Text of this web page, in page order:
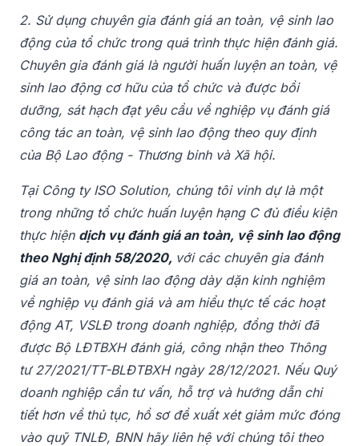
2. Sử dụng chuyên gia đánh giá an toàn, vệ sinh lao
động của tổ chức trong quá trình thực hiện đánh giá.
Chuyên gia đánh giá là người huấn luyện an toàn, vệ
sinh lao động cơ hữu của tổ chức và được bồi
dưỡng, sát hạch đạt yêu cầu về nghiệp vụ đánh giá
công tác an toàn, vệ sinh lao động theo quy định
của Bộ Lao động - Thương binh và Xã hội.
Tại Công ty ISO Solution, chúng tôi vinh dự là một
trong những tổ chức huấn luyện hạng C đủ điều kiện
thực hiện dịch vụ đánh giá an toàn, vệ sinh lao động
theo Nghị định 58/2020, với các chuyên gia đánh
giá an toàn, vệ sinh lao động dày dặn kinh nghiệm
về nghiệp vụ đánh giá và am hiểu thực tế các hoạt
động AT, VSLĐ trong doanh nghiệp, đồng thời đã
được Bộ LĐTBXH đánh giá, công nhận theo Thông
tư 27/2021/TT-BLĐTBXH ngày 28/12/2021. Nếu Quý
doanh nghiệp cần tư vấn, hỗ trợ và hướng dẫn chi
tiết hơn về thủ tục, hồ sơ đề xuất xét giảm mức đóng
vào quỹ TNLĐ, BNN hãy liên hệ với chúng tôi theo